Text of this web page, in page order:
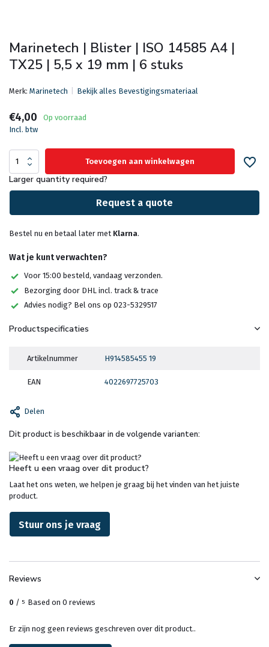
Marinetech | Blister | ISO 14585 A4 |
TX25 | 5,5 x 19 mm | 6 stuks
Merk: Marinetech Bekijk alles Bevestigingsmateriaal
€4,00
Op voorraad
Incl. btw
Toevoegen aan winkelwagen
Larger quantity required?
Request a quote
Bestel nu en betaal later met Klarna.
Wat je kunt verwachten?
Voor 15:00 besteld, vandaag verzonden.
Bezorging door DHL incl. track & trace
Advies nodig? Bel ons op 023-5329517
Productspecificaties
Artikelnummer H914585455 19
EAN 4022697725703
Delen
Dit product is beschikbaar in de volgende varianten:
Heeft u een vraag over dit product?
Laat het ons weten, we helpen je graag bij het vinden van het juiste
product.
Stuur ons je vraag
Reviews
0 / 5 Based on 0 reviews
Er zijn nog geen reviews geschreven over dit product..